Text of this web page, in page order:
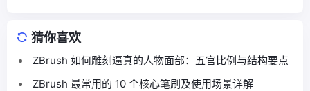
猜你喜欢
ZBrush 如何雕刻逼真的人物面部：五官比例与结构要点
ZBrush 最常用的 10 个核心笔刷及使用场景详解